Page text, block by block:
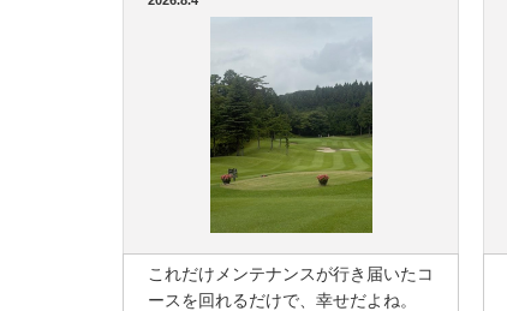
これだけメンテナンスが行き届いたコ
ースを回れるだけで、幸せだよね。